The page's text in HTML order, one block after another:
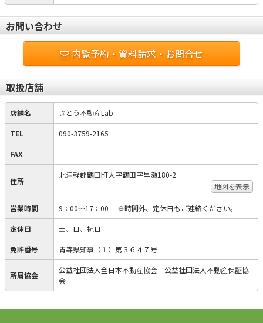
お問い合わせ
内覧予約・資料請求・お問合せ
取扱店舗
店舗名 さとう不動産Lab
TEL 090-3759-2165
FAX
住所
北津軽郡鶴田町大字鶴田字早瀬180-2
地図を表示
営業時間 9：00～17：00 ※時間外、定休日もご連絡ください。
定休日 土、日、祝日
免許番号 青森県知事（１）第３６４７号
所属協会
公益社団法人全日本不動産協会 公益社団法人不動産保証協
会